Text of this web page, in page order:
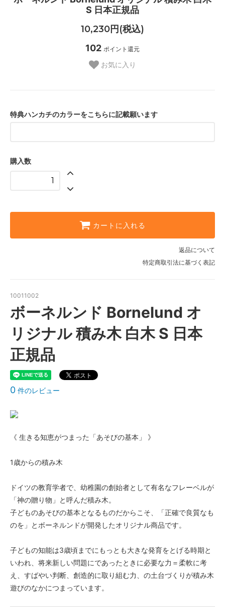
S 日本正規品
10,230円(税込)
102 ポイント還元
お気に入り
特典ハンカチのカラーをこちらに記載願います
購入数
カートに入れる
返品について
特定商取引法に基づく表記
10011002
ボーネルンド Bornelund オ
リジナル 積み木 白木 S 日本
正規品
0 件のレビュー
《 生きる知恵がつまった「あそびの基本」 》
1歳からの積み木
ドイツの教育学者で、幼稚園の創始者として有名なフレーベルが
「神の贈り物」と呼んだ積み木。
子どものあそびの基本となるものだからこそ、「正確で良質なも
のを」とボーネルンドが開発したオリジナル商品です。
子どもの知能は3歳頃までにもっとも大きな発育をとげる時期と
いわれ、将来新しい問題にであったときに必要な力＝柔軟に考
え、すばやい判断、創造的に取り組む力、の土台づくりが積み木
遊びのなかにつまっています。